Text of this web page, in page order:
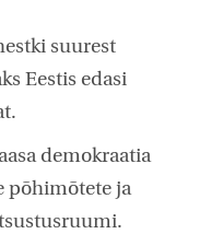
suurest
Eestis edasi
demokraatia
põhimõtete ja